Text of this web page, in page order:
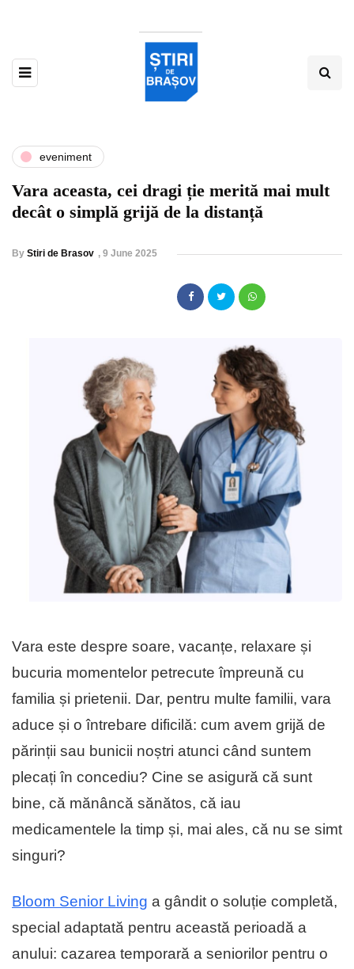
eveniment
Vara aceasta, cei dragi ție merită mai mult
decât o simplă grijă de la distanță
By Stiri de Brasov , 9 June 2025
Vara este despre soare, vacanțe, relaxare și
bucuria momentelor petrecute împreună cu
familia și prietenii. Dar, pentru multe familii, vara
aduce și o întrebare dificilă: cum avem grijă de
părinții sau bunicii noștri atunci când suntem
plecați în concediu? Cine se asigură că sunt
bine, că mănâncă sănătos, că iau
medicamentele la timp și, mai ales, că nu se simt
singuri?
Bloom Senior Living a gândit o soluție completă,
special adaptată pentru această perioadă a
anului: cazarea temporară a seniorilor pentru o